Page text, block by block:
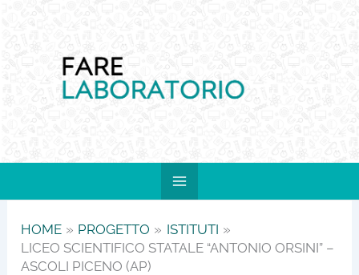
contenuto
HOME PROGETTO
ISTITUTI
LICEO SCIENTIFICO STATALE “ANTONIO ORSINI” –
ASCOLI PICENO (AP)